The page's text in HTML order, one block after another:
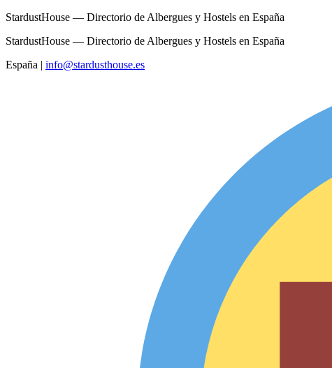
StardustHouse — Directorio de Albergues y Hostels en España
StardustHouse — Directorio de Albergues y Hostels en España
España | info@stardusthouse.es